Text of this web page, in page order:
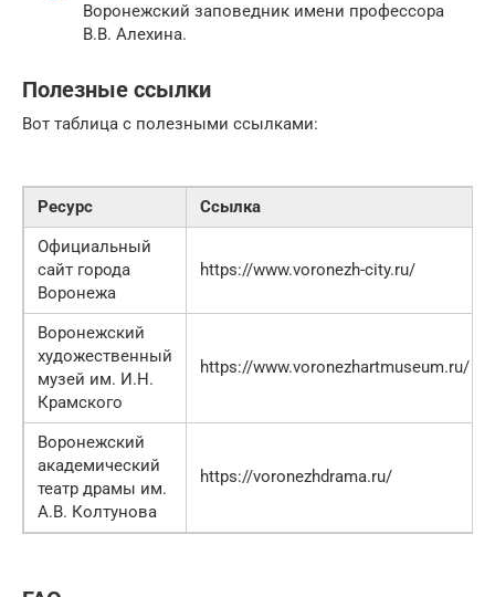
Воронежский заповедник имени профессора
В.В. Алехина.
Полезные ссылки
Вот таблица с полезными ссылками:
Ресурс
Ссылка
Официальный
сайт города
Воронежа
https://www.voronezh-city.ru/
Воронежский
художественный
музей им. И.Н.
Крамского
https://www.voronezhartmuseum.ru/
Воронежский
академический
театр драмы им.
А.В. Колтунова
https://voronezhdrama.ru/